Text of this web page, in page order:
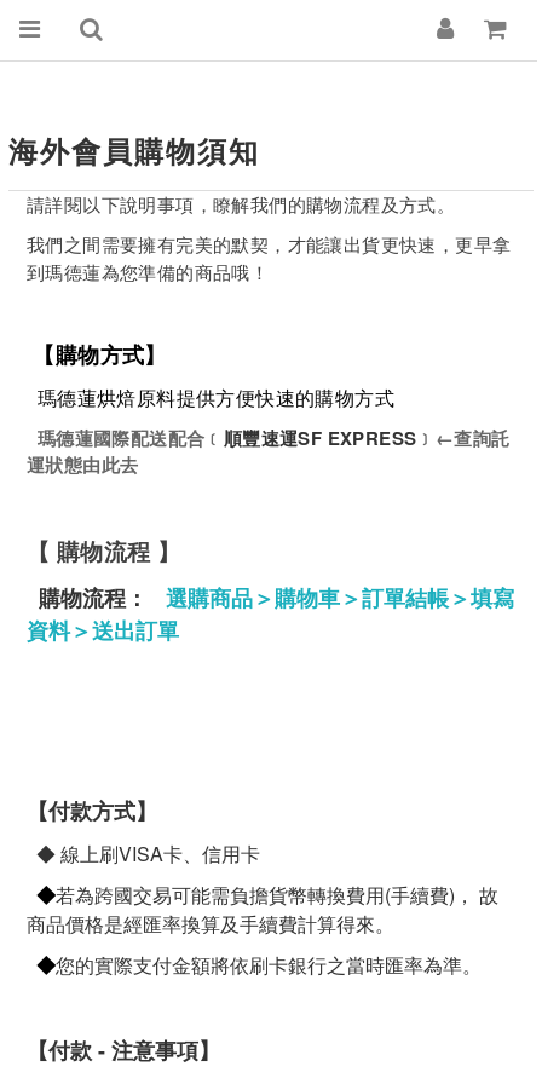
海外會員購物須知
請詳閱以下說明事項，瞭解我們的購物流程及方式。
我們之間需要擁有完美的默契，才能讓出貨更快速，更早拿
到瑪德蓮為您準備的商品哦！
【購物方式】
瑪德蓮烘焙原料提供方便快速的購物方式
瑪德蓮國際配送配合﹝ 順豐速運SF EXPRESS ﹞←查詢託
運狀態由此去
【 購物流程 】
購物流程： 選購商品＞購物車＞訂單結帳＞填寫
資料＞送出訂單
【付款方式】
◆ 線上刷VISA卡、信用卡
◆若為跨國交易可能需負擔貨幣轉換費用(手續費)， 故
商品價格是經匯率換算及手續費計算得來。
◆您的實際支付金額將依刷卡銀行之當時匯率為準。
【付款 - 注意事項】